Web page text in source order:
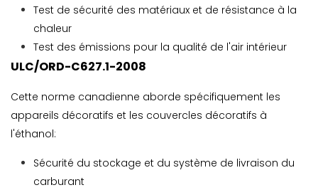
Test de sécurité des matériaux et de résistance à la
chaleur
Test des émissions pour la qualité de l'air intérieur
ULC/ORD-C627.1-2008
Cette norme canadienne aborde spécifiquement les
appareils décoratifs et les couvercles décoratifs à
l'éthanol:
Sécurité du stockage et du système de livraison du
carburant